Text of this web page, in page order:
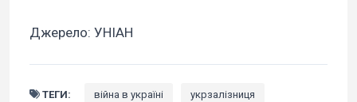
Джерело: УНІАН
ТЕГИ: війна в україні укрзалізниця